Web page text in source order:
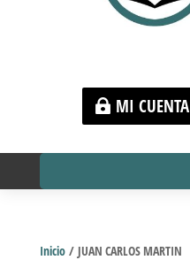
MI CUENTA
Inicio/ JUAN CARLOS MARTIN